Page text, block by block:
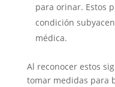
para orinar. Estos
condición
médica.
Al reconocer estos
tomar medidas para